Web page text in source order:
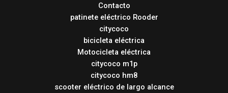
Contacto
patinete eléctrico Rooder
citycoco
bicicleta eléctrica
Motocicleta eléctrica
citycoco m1p
citycoco hm8
scooter eléctrico de largo alcance